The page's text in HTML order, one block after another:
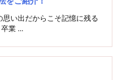
い出だからこそ記憶に残る
業 ...